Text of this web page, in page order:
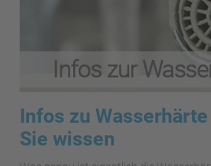
Infos zu
Sie wissen